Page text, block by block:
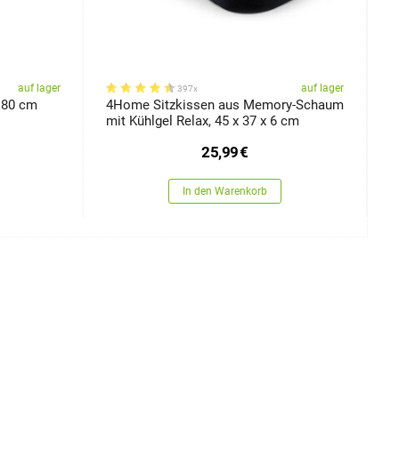
auf lager
cm
397x auf lager
4Home Sitzkissen aus Memory-Schaum
mit Kühlgel Relax, 45 x 37 x 6 cm
25,99€
In den Warenkorb